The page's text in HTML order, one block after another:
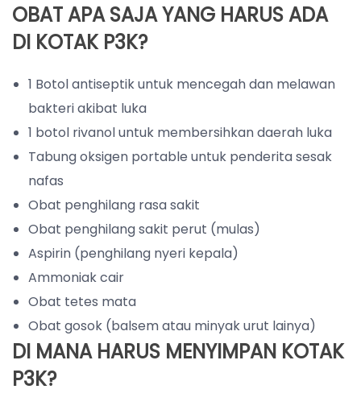
OBAT APA SAJA YANG HARUS ADA
DI KOTAK P3K?
1 Botol antiseptik untuk mencegah dan melawan
bakteri akibat luka
1 botol rivanol untuk membersihkan daerah luka
Tabung oksigen portable untuk penderita sesak
nafas
Obat penghilang rasa sakit
Obat penghilang sakit perut (mulas)
Aspirin (penghilang nyeri kepala)
Ammoniak cair
Obat tetes mata
Obat gosok (balsem atau minyak urut lainya)
DI MANA HARUS MENYIMPAN KOTAK
P3K?